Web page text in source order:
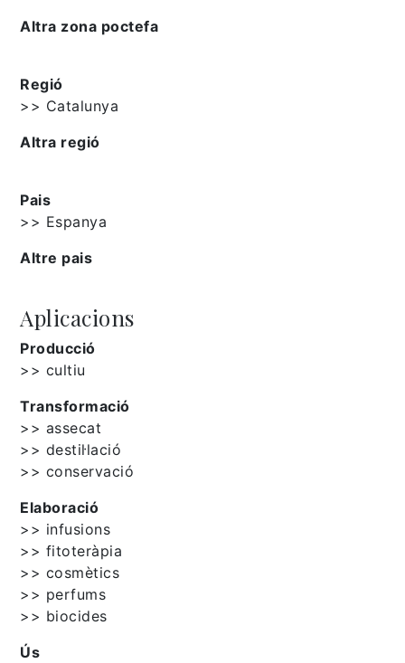
Altra zona poctefa
Regió
>> Catalunya
Altra regió
Pais
>> Espanya
Altre pais
Aplicacions
Producció
>> cultiu
Transformació
>> assecat
>> destil·lació
>> conservació
Elaboració
>> infusions
>> fitoteràpia
>> cosmètics
>> perfums
>> biocides
Ús